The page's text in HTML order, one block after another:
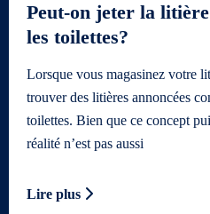
Peut-on jeter la
les toilettes?
Lorsque vous magasinez votre
trouver des litières annoncées
toilettes. Bien que ce concept
réalité n’est pas aussi
Lire plus